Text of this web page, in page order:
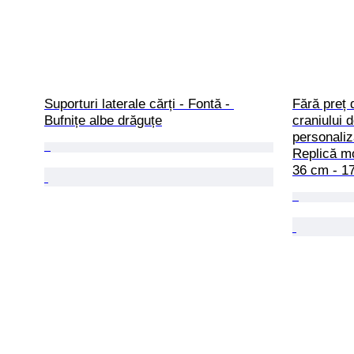
Suporturi laterale cărți - Fontă -
Bufnițe albe drăguțe
Fără preț
craniului
Replică
36 cm -